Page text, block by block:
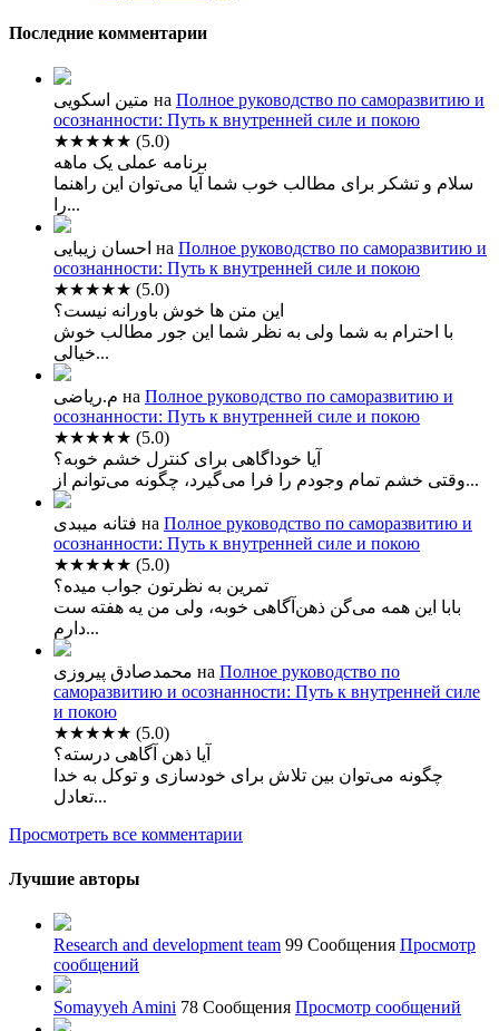
Последние комментарии
متین اسکویی на Полное руководство по саморазвитию и
осознанности: Путь к внутренней силе и покою
★★★★★ (5.0)
برنامه عملی یک ماهه
سلام و تشکر برای مطالب خوب شما آیا می‌توان این راهنما
را...
احسان زیبایی на Полное руководство по саморазвитию и
осознанности: Путь к внутренней силе и покою
★★★★★ (5.0)
این متن ها خوش باورانه نیست؟
با احترام به شما ولی به نظر شما این جور مطالب خوش
خیالی...
م.ریاضی на Полное руководство по саморазвитию и
осознанности: Путь к внутренней силе и покою
★★★★★ (5.0)
آیا خوداگاهی برای کنترل خشم خوبه؟
وقتی خشم تمام وجودم را فرا می‌گیرد، چگونه می‌توانم از...
فتانه میبدی на Полное руководство по саморазвитию и
осознанности: Путь к внутренней силе и покою
★★★★★ (5.0)
تمرین به نظرتون جواب میده؟
بابا این همه می‌گن ذهن‌آگاهی خوبه، ولی من یه هفته ست
دارم...
محمدصادق پیروزی на Полное руководство по
саморазвитию и осознанности: Путь к внутренней силе
и покою
★★★★★ (5.0)
آیا ذهن آگاهی درسته؟
چگونه می‌توان بین تلاش برای خودسازی و توکل به خدا
تعادل...
Просмотреть все комментарии
Лучшие авторы
Research and development team 99 Сообщения Просмотр
сообщений
Somayyeh Amini 78 Сообщения Просмотр сообщений